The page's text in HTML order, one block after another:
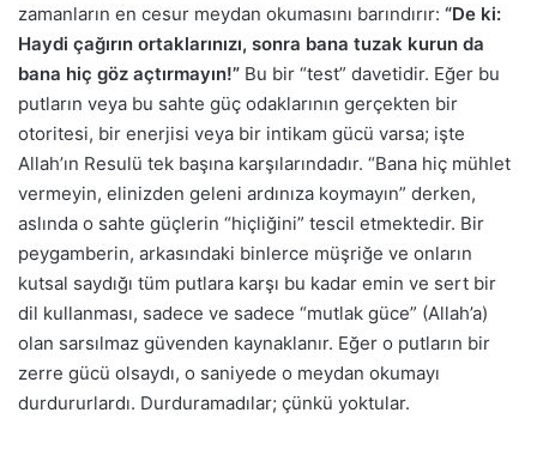
zamanların en cesur meydan okumasını barındırır: “De ki:
Haydi çağırın ortaklarınızı, sonra bana tuzak kurun da
bana hiç göz açtırmayın!” Bu bir “test” davetidir. Eğer bu
putların veya bu sahte güç odaklarının gerçekten bir
otoritesi, bir enerjisi veya bir intikam gücü varsa; işte
Allah’ın Resulü tek başına karşılarındadır. “Bana hiç mühlet
vermeyin, elinizden geleni ardınıza koymayın” derken,
aslında o sahte güçlerin “hiçliğini” tescil etmektedir. Bir
peygamberin, arkasındaki binlerce müşriğe ve onların
kutsal saydığı tüm putlara karşı bu kadar emin ve sert bir
dil kullanması, sadece ve sadece “mutlak güce” (Allah’a)
olan sarsılmaz güvenden kaynaklanır. Eğer o putların bir
zerre gücü olsaydı, o saniyede o meydan okumayı
durdururlardı. Durduramadılar; çünkü yoktular.